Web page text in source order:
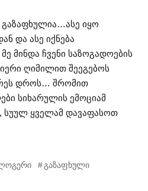
იყო
და ასე იქნება
მინდა ჩვენი საზოგადოების
ღიმილით შეეგებოს
დროს… შრომით
სიხარულის ემოციამ
სუულ ყველამ დავაფასოთ
გაზაფხული